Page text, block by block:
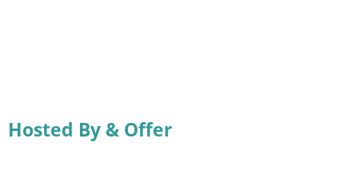
Hosted By & Offer